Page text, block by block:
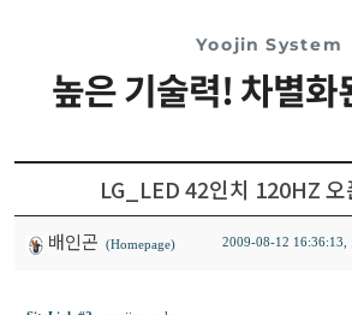
Yoojin System
높은 기술력! 차별화
LG_LED 42인치 120HZ 오
배인곤 (Homepage) 2009-08-12 16:36:13,